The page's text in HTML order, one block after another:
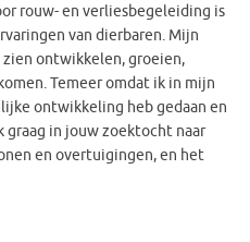
rouw- en verliesbegeleiding is
van dierbaren. Mijn
ontwikkelen, groeien,
Temeer omdat ik in mijn
ontwikkeling heb gedaan en
graag in jouw zoektocht naar
en overtuigingen, en het